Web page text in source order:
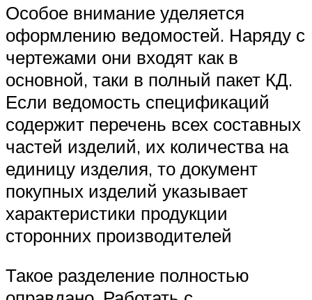
Особое внимание уделяется
оформлению ведомостей. Наряду с
чертежами они входят как в
основной, таки в полный пакет КД.
Если ведомость спецификаций
содержит перечень всех составных
частей изделий, их количества на
единицу изделия, то документ
покупных изделий указывает
характеристики продукции
сторонних производителей
Такое разделение полностью